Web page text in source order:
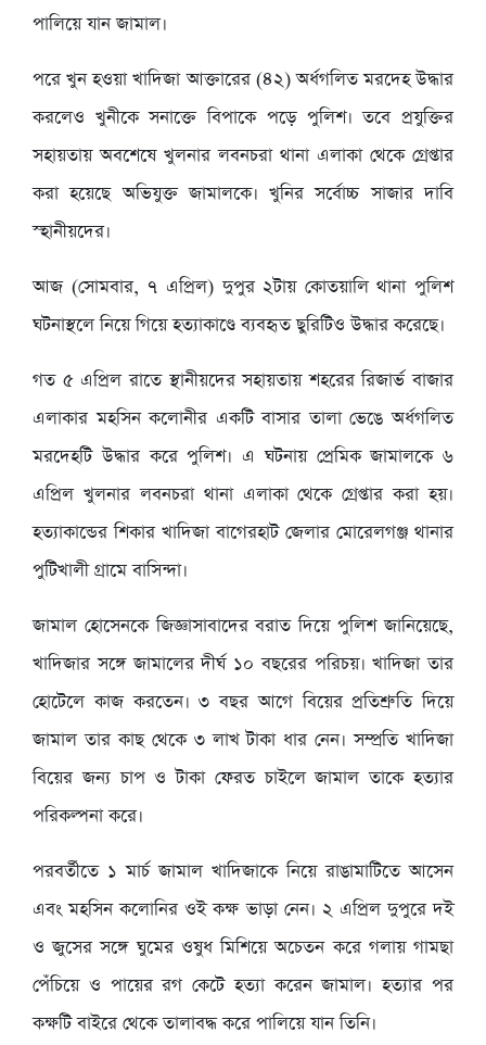
পালিয়ে যান জামাল।
পরে খুন হওয়া খাদিজা আক্তারের (৪২) অর্ধগলিত মরদেহ উদ্ধার
করলেও খুনীকে সনাক্তে বিপাকে পড়ে পুলিশ। তবে প্রযুক্তির
সহায়তায় অবশেষে খুলনার লবনচরা থানা এলাকা থেকে গ্রেপ্তার
করা হয়েছে অভিযুক্ত জামালকে। খুনির সর্বোচ্চ সাজার দাবি
স্হানীয়দের।
আজ (সোমবার, ৭ এপ্রিল) দুপুর ২টায় কোতয়ালি থানা পুলিশ
ঘটনাস্থলে নিয়ে গিয়ে হত্যাকাণ্ডে ব্যবহৃত ছুরিটিও উদ্ধার করেছে।
গত ৫ এপ্রিল রাতে স্থানীয়দের সহায়তায় শহরের রিজার্ভ বাজার
এলাকার মহসিন কলোনীর একটি বাসার তালা ভেঙে অর্ধগলিত
মরদেহটি উদ্ধার করে পুলিশ। এ ঘটনায় প্রেমিক জামালকে ৬
এপ্রিল খুলনার লবনচরা থানা এলাকা থেকে গ্রেপ্তার করা হয়।
হত্যাকান্ডের শিকার খাদিজা বাগেরহাট জেলার মোরেলগঞ্জ থানার
পুটিখালী গ্রামে বাসিন্দা।
জামাল হোসেনকে জিজ্ঞাসাবাদের বরাত দিয়ে পুলিশ জানিয়েছে,
খাদিজার সঙ্গে জামালের দীর্ঘ ১০ বছরের পরিচয়। খাদিজা তার
হোটেলে কাজ করতেন। ৩ বছর আগে বিয়ের প্রতিশ্রুতি দিয়ে
জামাল তার কাছ থেকে ৩ লাখ টাকা ধার নেন। সম্প্রতি খাদিজা
বিয়ের জন্য চাপ ও টাকা ফেরত চাইলে জামাল তাকে হত্যার
পরিকল্পনা করে।
পরবর্তীতে ১ মার্চ জামাল খাদিজাকে নিয়ে রাঙামাটিতে আসেন
এবং মহসিন কলোনির ওই কক্ষ ভাড়া নেন। ২ এপ্রিল দুপুরে দই
ও জুসের সঙ্গে ঘুমের ওষুধ মিশিয়ে অচেতন করে গলায় গামছা
পেঁচিয়ে ও পায়ের রগ কেটে হত্যা করেন জামাল। হত্যার পর
কক্ষটি বাইরে থেকে তালাবদ্ধ করে পালিয়ে যান তিনি।